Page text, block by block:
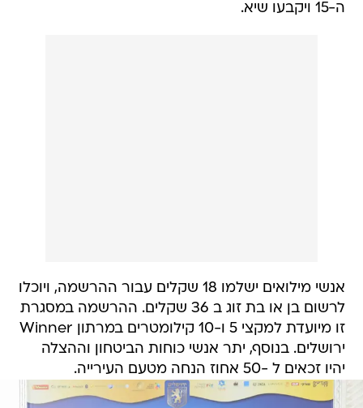
ה-15 ויקבעו שיא.
אנשי מילואים ישלמו 18 שקלים עבור ההרשמה, ויוכלו
לרשום בן או בת זוג ב 36 שקלים. ההרשמה במסגרת
זו מיועדת למקצי 5 ו-10 קילומטרים במרתון Winner
ירושלים. בנוסף, יתר אנשי כוחות הביטחון וההצלה
יהיו זכאים ל -50 אחוז הנחה מטעם העירייה.